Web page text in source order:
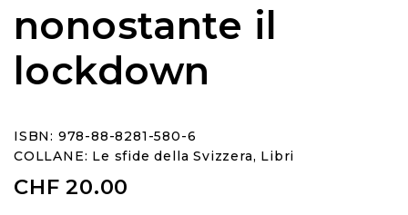
nonostante il
lockdown
ISBN: 978-88-8281-580-6
COLLANE: Le sfide della Svizzera, Libri
CHF 20.00